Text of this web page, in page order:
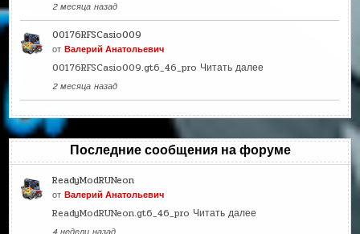
2 месяца назад
00176RFSCasio009
отВалерий Анатольевич
00176RFSCasio009.gt6_46_pro Читать далее
2 месяца назад
Последние сообщения на форуме
ReadyModRUNeon
отВалерий Анатольевич
ReadyModRUNeon.gt6_46_pro Читать далее